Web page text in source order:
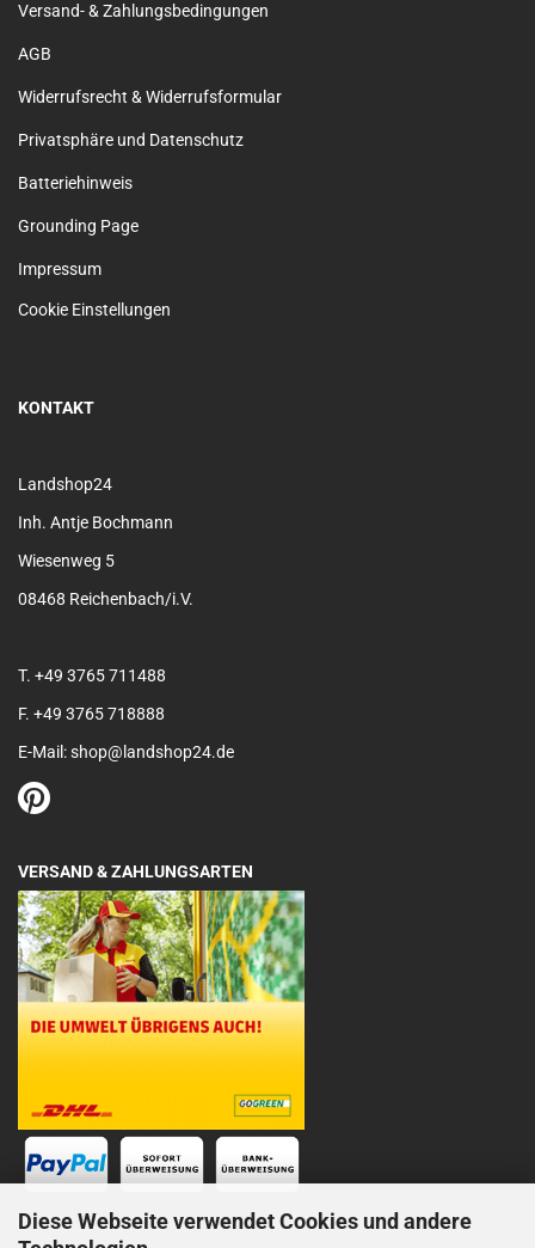
Diese Webseite verwendet Cookies und andere
Versand- & Zahlungsbedingungen
AGB
Widerrufsrecht & Widerrufsformular
Privatsphäre und Datenschutz
Batteriehinweis
Grounding Page
Impressum
Cookie Einstellungen
KONTAKT
Landshop24
Inh. Antje Bochmann
Wiesenweg 5
08468 Reichenbach/i.V.
T. +49 3765 711488
F. +49 3765 718888
E-Mail: shop@landshop24.de
VERSAND & ZAHLUNGSARTEN